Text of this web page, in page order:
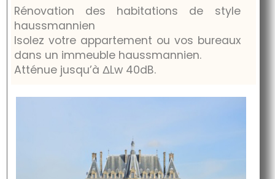
Rénovation des habitations de style
haussmannien
Isolez votre appartement ou vos bureaux
dans un immeuble haussmannien.
Atténue jusqu’àΔLw 40dB.